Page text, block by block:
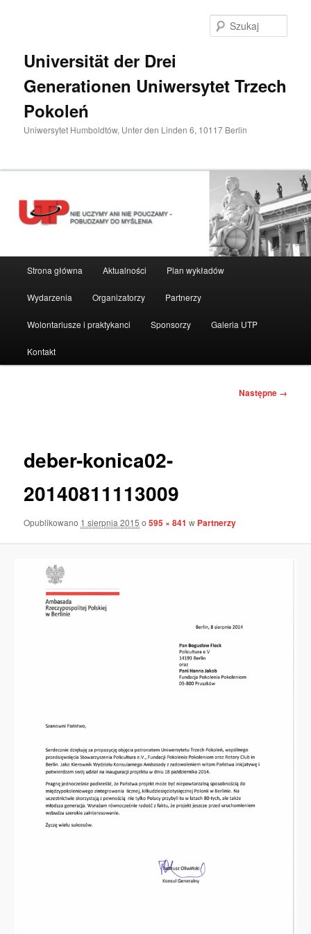
Universität der Drei
Generationen Uniwersytet Trzech
Pokoleń
Uniwersytet Humboldtów, Unter den Linden 6, 10117 Berlin
Strona główna Aktualności Plan wykładów
Wydarzenia Organizatorzy Partnerzy
Wolontariusze i praktykanci Sponsorzy Galeria UTP
Kontakt
Następne →
deber-konica02-
20140811113009
Opublikowano 1 sierpnia 2015 o595 × 841 w Partnerzy